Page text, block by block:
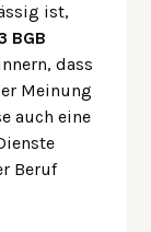
ist,
BGB
dass
Meinung
auch eine
Beruf